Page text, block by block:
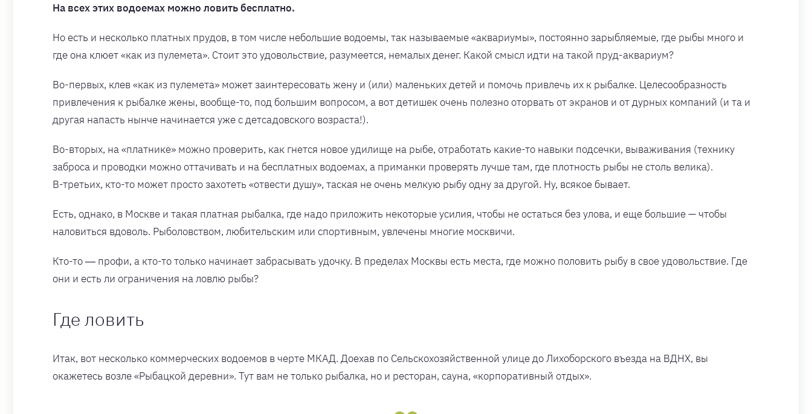
На всех этих водоемах можно ловить бесплатно.
Но есть и несколько платных прудов, в том числе небольшие водоемы, так называемые «аквариумы», постоянно зарыбляемые, где рыбы много и
где она клюет «как из пулемета». Стоит это удовольствие, разумеется, немалых денег. Какой смысл идти на такой пруд-аквариум?
Во-первых, клев «как из пулемета» может заинтересовать жену и (или) маленьких детей и помочь привлечь их к рыбалке. Целесообразность
привлечения к рыбалке жены, вообще-то, под большим вопросом, а вот детишек очень полезно оторвать от экранов и от дурных компаний (и та и
другая напасть нынче начинается уже с детсадовского возраста!).
Во-вторых, на «платнике» можно проверить, как гнется новое удилище на рыбе, отработать какие-то навыки подсечки, вываживания (технику
заброса и проводки можно оттачивать и на бесплатных водоемах, а приманки проверять лучше там, где плотность рыбы не столь велика).
В-третьих, кто-то может просто захотеть «отвести душу», таская не очень мелкую рыбу одну за другой. Ну, всякое бывает.
Есть, однако, в Москве и такая платная рыбалка, где надо приложить некоторые усилия, чтобы не остаться без улова, и еще большие — чтобы
наловиться вдоволь. Рыболовством, любительским или спортивным, увлечены многие москвичи.
Кто-то ― профи, а кто-то только начинает забрасывать удочку. В пределах Москвы есть места, где можно половить рыбу в свое удовольствие. Где
они и есть ли ограничения на ловлю рыбы?
Где ловить
Итак, вот несколько коммерческих водоемов в черте МКАД. Доехав по Сельскохозяйственной улице до Лихоборского въезда на ВДНХ, вы
окажетесь возле «Рыбацкой деревни». Тут вам не только рыбалка, но и ресторан, сауна, «корпоративный отдых».